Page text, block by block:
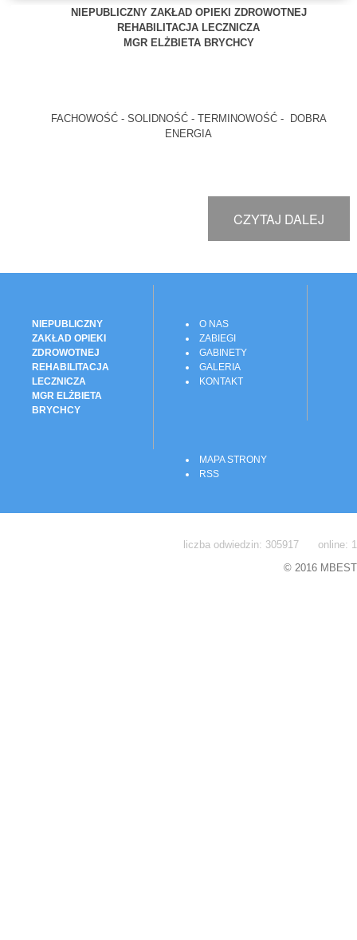
NIEPUBLICZNY ZAKŁAD OPIEKI ZDROWOTNEJ
REHABILITACJA LECZNICZA
MGR ELŻBIETA BRYCHCY
FACHOWOŚĆ - SOLIDNOŚĆ - TERMINOWOŚĆ - DOBRA
ENERGIA
CZYTAJ DALEJ
NIEPUBLICZNY
ZAKŁAD OPIEKI
ZDROWOTNEJ
REHABILITACJA
LECZNICZA
MGR ELŻBIETA
BRYCHCY
O NAS
ZABIEGI
GABINETY
GALERIA
KONTAKT
MAPA STRONY
RSS
liczba odwiedzin: 305917 online: 1
© 2016 MBEST